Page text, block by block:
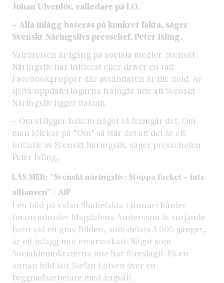
Johan Ulvenlöv, valledare på LO.
– Alla inlägg baseras på konkret fakta, säger
Svenskt Näringslivs presschef, Peter Isling.
Valrörelsen är igång på sociala medier. Svenskt
Näringsliv har initierat eller driver en rad
Facebookgrupper där avsändaren är lite dold. Av
själva uppdateringarna framgår inte att Svenskt
Näringsliv ligger bakom.
– Om vi ligger bakom något så framgår det. Om
man klickar på ”Om” så står det att det är ett
initiativ av Svenskt Näringsliv, säger presschefen
Peter Isling,
LÄS MER: ”Svenskt näringsliv: Stoppa facket – inte
alliansen” / AiP
I en bild på sidan Skattefakta i januari hånler
finansminister Magdalena Andersson åt sörjande
barn vid en grav. Bilden, som delats 3 000 gånger,
är ett inlägg mot en arvsskatt. Något som
Socialdemokraterna inte har föreslagit. På en
annan bild kör Stefan Löfven över en
byggnadsarbetare med ångvält.